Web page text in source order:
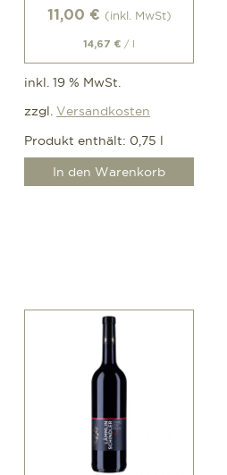
11,00 € (inkl. MwSt)
14,67 € / l
inkl. 19 % MwSt.
zzgl. Versandkosten
Produkt enthält: 0,75 l
In den Warenkorb